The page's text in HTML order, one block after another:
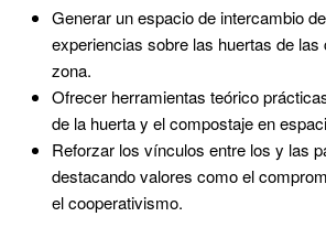
Generar un espacio de intercambio
experiencias sobre las huertas de las
zona.
Ofrecer herramientas teórico
de la huerta y el compostaje en
Reforzar los vínculos entre los y las
destacando valores como el
el cooperativismo.